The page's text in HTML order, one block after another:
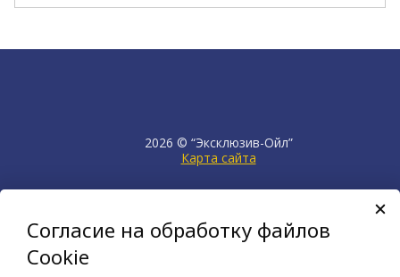
2026 © “Эксклюзив-Ойл”
Карта сайта
продвижение сайта НЕТКАМ
создан на платформе
KORZILLA
Согласие на обработку файлов
Cookie